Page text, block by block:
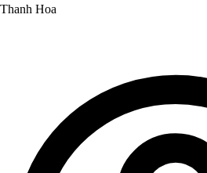
Thanh Hoa